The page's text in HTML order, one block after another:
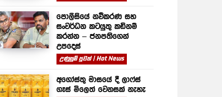
පොලීසියේ නවීකරණ සහ
සංවර්ධන කටයුතු කඩිනම්
කරන්න – ජනපතිගෙන්
උපදෙස්
උණුසුම් පුවත් | Hot News
අගෝස්තු මාසයේ දී ලාෆ්ස්
ගෑස් මිලෙත් වෙනසක් නැහැ